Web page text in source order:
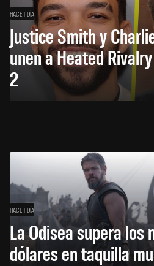
HACE 1 DÍA
Justice Smith y
unen a Heated
2
HACE 1 DÍA
La Odisea supera los
dólares en taquilla